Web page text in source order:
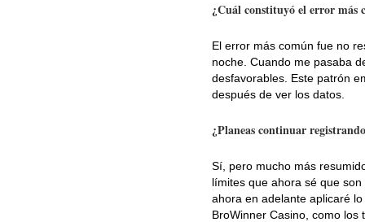
¿Cuál constituyó el error más
El error más común fue no
noche. Cuando me pasaba
desfavorables. Este patrón
después de ver los datos.
¿Planeas continuar
Sí, pero mucho más
límites que ahora sé que
ahora en adelante aplicaré
BroWinner Casino, como los